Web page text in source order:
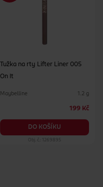
Tužka na rty Lifter Liner 005
On It
Maybelline 1.2 g
199 Kč
DO KOŠÍKU
Obj. č.: 1269895